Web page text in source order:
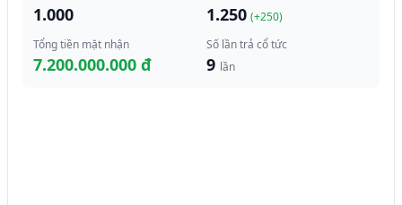
1.000 1.250 (+250)
Tổng tiền mặt nhận
7.200.000.000 đ
Số lần trả cổ tức
9 lần